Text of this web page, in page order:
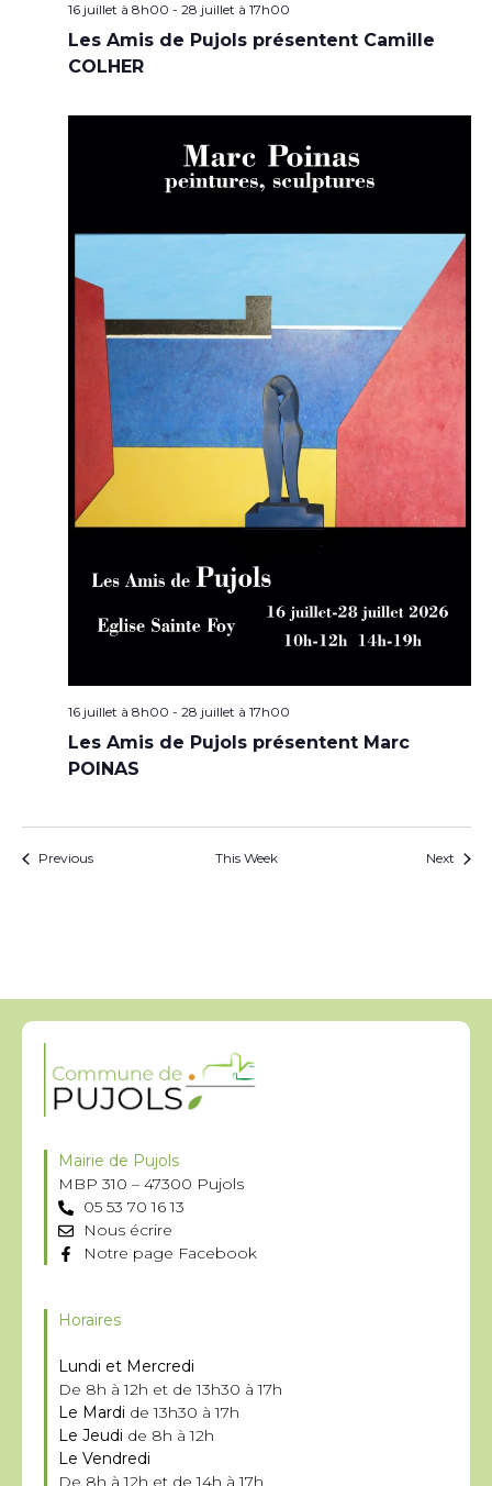
16 juillet à 8h00 - 28 juillet à 17h00
Les Amis de Pujols présentent Camille
COLHER
16 juillet à 8h00 - 28 juillet à 17h00
Les Amis de Pujols présentent Marc
POINAS
Previous This Week Next
Mairie de Pujols
MBP 310 – 47300 Pujols
05 53 70 16 13
Nous écrire
Notre page Facebook
Horaires
Lundi et Mercredi
De 8h à 12h et de 13h30 à 17h
Le Mardi de 13h30 à 17h
Le Jeudi de 8h à 12h
Le Vendredi
De 8h à 12h et de 14h à 17h